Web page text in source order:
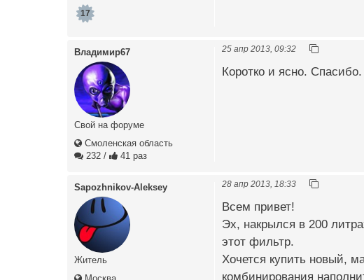
17
Владимир67
Свой на форуме
Смоленская область
232 / 41 раз
25 апр 2013, 09:32
Коротко и ясно. Спасибо.
Sapozhnikov-Aleksey
Житель
28 апр 2013, 18:33
Всем привет!
Эх, накрылся в 200
этот фильтр.
Хочется купить новый,
комбинирования